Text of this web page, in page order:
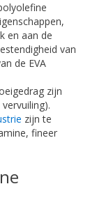
en aan de
van
de EVA
zijn
zijn te
fineer